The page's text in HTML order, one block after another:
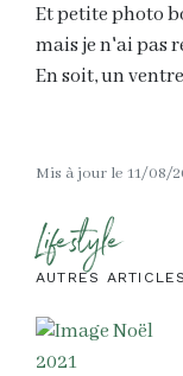
Et petite photo
mais je n'ai pas
En soit, un
Mis à jour le 11/08/
Lifestyle
AUTRES